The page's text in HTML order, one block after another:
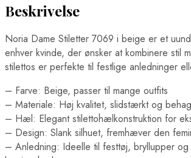
Beskrivelse
Noria Dame Stiletter 7069 i beige er et
enhver kvinde, der ønsker at kombinere stil
stilettos er perfekte til festlige anledninger
– Farve: Beige, passer til mange outfits
– Materiale: Høj kvalitet, slidstærkt og
– Hæl: Elegant stilettohælkonstruktion for
– Design: Slank silhuet, fremhæver den
– Anledning: Ideelle til festtøj, bryllupper